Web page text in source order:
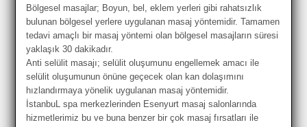
Bölgesel masajlar; Boyun, bel, eklem yerleri gibi rahatsızlık
bulunan bölgesel yerlere uygulanan masaj yöntemidir. Tamamen
tedavi amaçlı bir masaj yöntemi olan bölgesel masajların süresi
yaklaşık 30 dakikadır.
Anti selülit masajı; selülit oluşumunu engellemek amacı ile
selülit oluşumunun önüne geçecek olan kan dolaşımını
hızlandırmaya yönelik uygulanan masaj yöntemidir.
İstanbuL spa merkezlerinden Esenyurt masaj salonlarında
hizmetlerimiz bu ve buna benzer bir çok masaj fırsatları ile